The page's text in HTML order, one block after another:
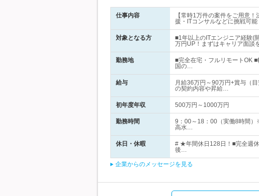
仕事内容
【常時1万件の案件をご用意
援・ITコンサルなどに挑戦可
対象となる方
■1年以上のITエンジニア経験(
万円UP！まずはキャリア面談
勤務地
■完全在宅・フルリモートOK
国の…
給与
月給36万円～90万円+賞与（
の契約内容や昇給…
初年度年収 500万円～1000万円
勤務時間
9：00～18：00（実働8時間
高水…
休日・休暇
# ★年間休日128日！■完全週
後…
企業からのメッセージを見る